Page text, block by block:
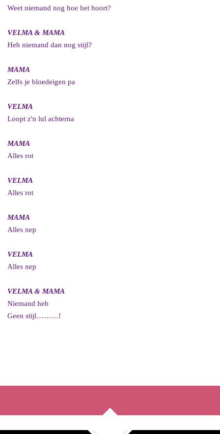
Weet niemand nog hoe het hoort?
VELMA & MAMA
Heb niemand dan nog stijl?
MAMA
Zelfs je bloedeigen pa
VELMA
Loopt z'n lul achterna
MAMA
Alles rot
VELMA
Alles rot
MAMA
Alles nep
VELMA
Alles nep
VELMA & MAMA
Niemand heb
Geen stijl………!
o
e